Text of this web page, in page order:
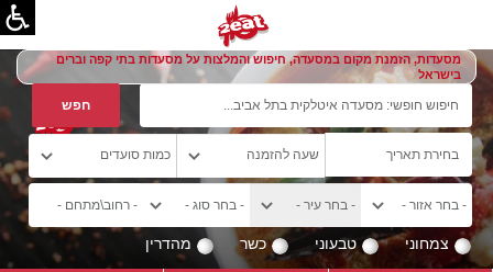
מסעדות, הזמנת מקום במסעדה, חיפוש והמלצות על מסעדות בתי קפה וברים
בישראל
צמחוני טבעוני כשר מהדרין